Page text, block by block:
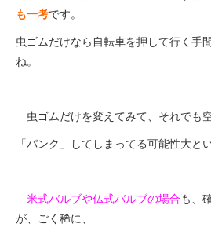
も一考です。
虫ゴムだけなら自転車を押して行く手
ね。
虫ゴムだけを変えてみて、それでも
「パンク」してしまってる可能性大と
米式バルブや仏式バルブの場合も、
が、ごく稀に、